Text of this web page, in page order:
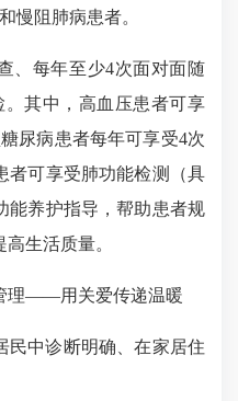
慢阻肺病患者。
、每年至少4次面对面随
其中，高血压患者可享
尿病患者每年可享受4次
者可享受肺功能检测（具
能养护指导，帮助患者规
生活质量。
理——用关爱传递温暖
民中诊断明确、在家居住